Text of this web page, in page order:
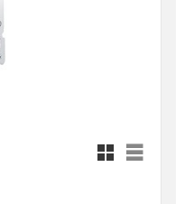
Rutnätsvy
Listvy